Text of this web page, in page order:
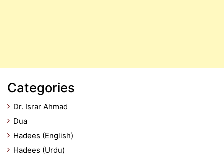
Categories
Dr. Israr Ahmad
Dua
Hadees (English)
Hadees (Urdu)